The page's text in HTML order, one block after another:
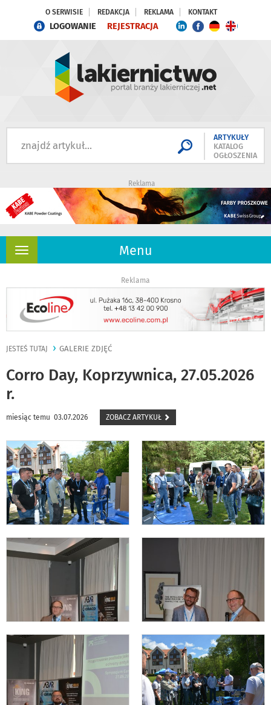
O SERWISIE REDAKCJA REKLAMA KONTAKT
LOGOWANIE REJESTRACJA
ARTYKUŁY
KATALOG
OGŁOSZENIA
Reklama
Menu
Rozwiń
Reklama
JESTEŚ TUTAJ GALERIE ZDJĘĆ
Corro Day, Koprzywnica, 27.05.2026
r.
miesiąc temu 03.07.2026 ZOBACZ ARTYKUŁ